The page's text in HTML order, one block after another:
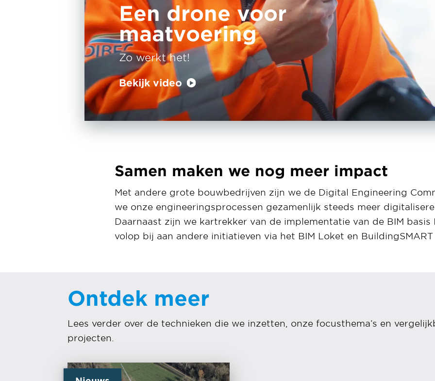
Een drone voor
maatvoering
Zo werkt het!
Bekijk video
Samen maken we nog meer impact
Met andere grote bouwbedrijven zijn we de Digital Engineering
we onze engineeringsprocessen gezamenlijk steeds meer
Daarnaast zijn we kartrekker van de implementatie van de BIM basis
volop bij aan andere initiatieven via het BIM Loket en BuildingSMART
Ontdek meer
Lees verder over de technieken die we inzetten, onze focusthema’s en
projecten.